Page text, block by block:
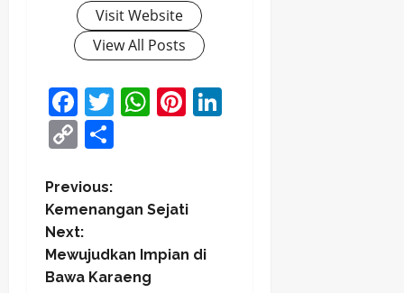
Visit Website
View All Posts
Facebook
Twitter
WhatsApp
Pinterest
Copy
P
o
s
Previous:
Kemenangan Sejati
Next:
Mewujudkan Impian di
Bawa Karaeng